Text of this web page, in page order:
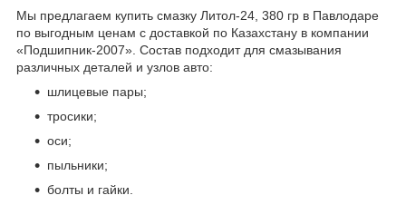
Мы предлагаем купить смазку Литол-24, 380 гр в Павлодаре
по выгодным ценам с доставкой по Казахстану в компании
«Подшипник-2007». Состав подходит для смазывания
различных деталей и узлов авто:
шлицевые пары;
тросики;
оси;
пыльники;
болты и гайки.